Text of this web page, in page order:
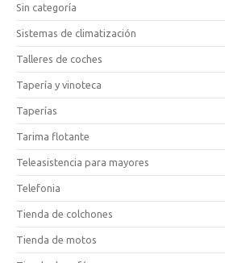
Sin categoría
Sistemas de climatización
Talleres de coches
Tapería y vinoteca
Taperías
Tarima flotante
Teleasistencia para mayores
Telefonia
Tienda de colchones
Tienda de motos